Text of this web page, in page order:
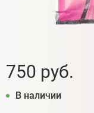
750 руб.
В наличии